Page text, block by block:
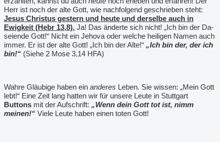
Herr ist noch der alte Gott, wie nachfolgend geschrieben steht:
Jesus Christus gestern und heute und derselbe auch in
Ewigkeit (Hebr 13,8). Ja! Das änderte sich nicht! „Ich bin der Da-
seiende Gott!“ Nicht ein Jehova oder welche heiligen Namen auch
immer. Er ist der alte Gott! „Ich bin der Alte!“ „Ich bin der, der ich
bin!“ (Siehe 2 Mose 3,14 HFA)
Wahre Gläubige haben ein anderes Leben. Sie wissen: „Mein Gott
lebt!“ Eine Zeit lang hatten wir für unsere Leute in Stuttgart
Buttons mit der Aufschrift: „Wenn dein Gott tot ist, nimm
meinen!“ Viele Leute haben einen toten Gott!